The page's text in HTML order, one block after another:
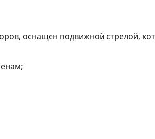
оснащен подвижной стрелой,